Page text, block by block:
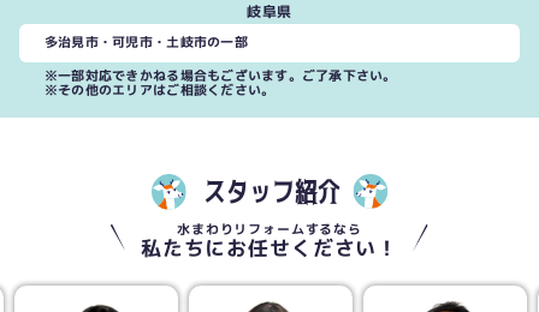
岐阜県
多治見市・可児市・土岐市の一部
※一部対応できかねる場合もございます。ご了承下さい。
※その他のエリアはご相談ください。
スタッフ紹介
水まわりリフォームするなら
私たちにお任せください！